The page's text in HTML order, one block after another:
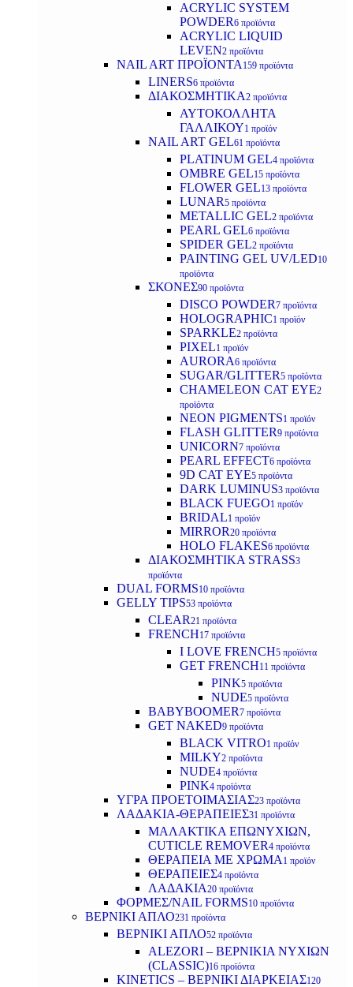
ACRYLIC SYSTEM
POWDER6 προϊόντα
ACRYLIC LIQUID
LEVEN2 προϊόντα
NAIL ART ΠΡΟΪΟΝΤΑ 159 προϊόντα
LINERS6 προϊόντα
ΔΙΑΚΟΣΜΗΤΙΚΑ2 προϊόντα
ΑΥΤΟΚΟΛΛΗΤΑ
ΓΑΛΛΙΚΟΥ1 προϊόν
NAIL ART GEL61 προϊόντα
PLATINUM GEL4 προϊόντα
OMBRE GEL15 προϊόντα
FLOWER GEL13 προϊόντα
LUNAR5 προϊόντα
METALLIC GEL2 προϊόντα
PEARL GEL6 προϊόντα
SPIDER GEL2 προϊόντα
PAINTING GEL UV/LED10
προϊόντα
ΣΚΟΝΕΣ90 προϊόντα
DISCO POWDER7 προϊόντα
HOLOGRAPHIC1 προϊόν
SPARKLE2 προϊόντα
PIXEL1 προϊόν
AURORA6 προϊόντα
SUGAR/GLITTER5 προϊόντα
CHAMELEON CAT EYE2
προϊόντα
NEON PIGMENTS1 προϊόν
FLASH GLITTER9 προϊόντα
UNICORN7 προϊόντα
PEARL EFFECT6 προϊόντα
9D CAT EYE5 προϊόντα
DARK LUMINUS3 προϊόντα
BLACK FUEGO1 προϊόν
BRIDAL1 προϊόν
MIRROR20 προϊόντα
HOLO FLAKES6 προϊόντα
ΔΙΑΚΟΣΜΗΤΙΚΑ STRASS3
προϊόντα
DUAL FORMS10 προϊόντα
GELLY TIPS53 προϊόντα
CLEAR21 προϊόντα
FRENCH17 προϊόντα
I LOVE FRENCH5 προϊόντα
GET FRENCH11 προϊόντα
PINK5 προϊόντα
NUDE5 προϊόντα
BABYBOOMER7 προϊόντα
GET NAKED9 προϊόντα
BLACK VITRO1 προϊόν
MILKY2 προϊόντα
NUDE4 προϊόντα
PINK4 προϊόντα
ΥΓΡΑ ΠΡΟΕΤΟΙΜΑΣΙΑΣ23 προϊόντα
ΛΑΔΑΚΙΑ-ΘΕΡΑΠΕΙΕΣ31 προϊόντα
ΜΑΛΑΚΤΙΚΑ ΕΠΩΝΥΧΙΩΝ,
CUTICLE REMOVER4 προϊόντα
ΘΕΡΑΠΕΙΑ ΜΕ ΧΡΩΜΑ 1 προϊόν
ΘΕΡΑΠΕΙΕΣ4 προϊόντα
ΛΑΔΑΚΙΑ20 προϊόντα
ΦΟΡΜΕΣ/NAIL FORMS10 προϊόντα
ΒΕΡΝΙΚΙ ΑΠΛΟ231 προϊόντα
ΒΕΡΝΙΚΙ ΑΠΛΟ52 προϊόντα
ALEZORI – ΒΕΡΝΙΚΙΑ ΝΥΧΙΩΝ
(CLASSIC)16 προϊόντα
KINETICS – ΒΕΡΝΙΚΙ ΔΙΑΡΚΕΙΑΣ120